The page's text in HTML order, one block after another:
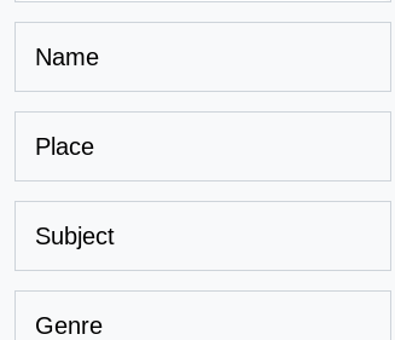
Name
Place
Subject
Genre